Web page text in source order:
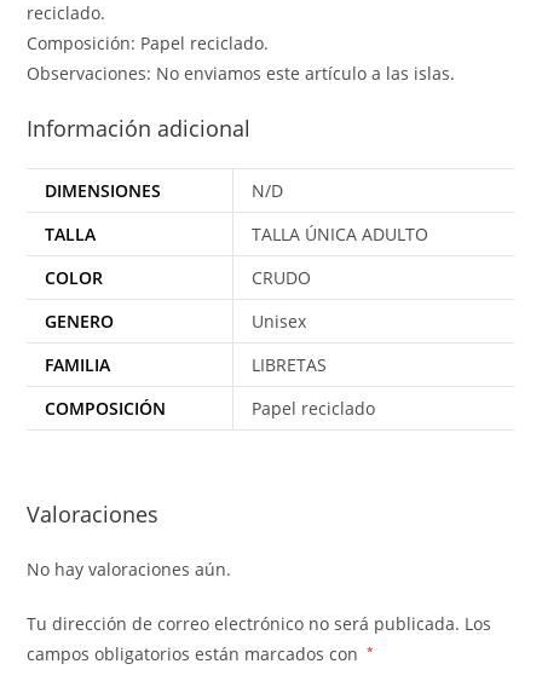
reciclado.
Composición: Papel reciclado.
Observaciones: No enviamos este artículo a las islas.
Información adicional
DIMENSIONES
N/D
TALLA
TALLA ÚNICA ADULTO
COLOR
CRUDO
GENERO
Unisex
FAMILIA
LIBRETAS
COMPOSICIÓN
Papel reciclado
Valoraciones
No hay valoraciones aún.
Tu dirección de correo electrónico no será publicada. Los
campos obligatorios están marcados con
*